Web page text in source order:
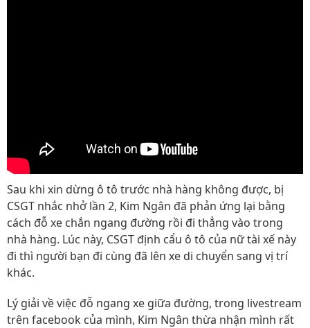
Sau khi xin dừng ô tô trước nhà hàng không được, bị
CSGT nhắc nhở lần 2, Kim Ngân đã phản ứng lại bằng
cách đỗ xe chắn ngang đường rồi đi thẳng vào trong
nhà hàng. Lúc này, CSGT định cẩu ô tô của nữ tài xế này
đi thì người bạn đi cùng đã lên xe di chuyển sang vị trí
khác.
Lý giải về việc đỗ ngang xe giữa đường, trong livestream
trên facebook của mình, Kim Ngân thừa nhận mình rất